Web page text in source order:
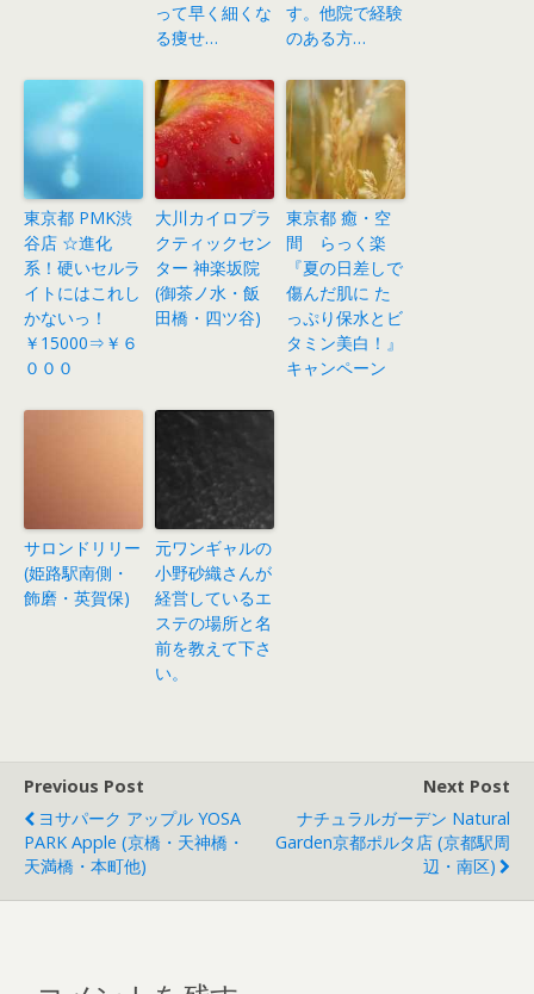
って早く細くな
る痩せ…
す。他院で経験
のある方…
東京都 PMK渋
谷店 ☆進化
系！硬いセルラ
イトにはこれし
かないっ！
￥15000⇒￥６
０００
大川カイロプラ
クティックセン
ター 神楽坂院
(御茶ノ水・飯
田橋・四ツ谷)
東京都 癒・空
間 らっく楽
『夏の日差しで
傷んだ肌に た
っぷり保水とビ
タミン美白！』
キャンペーン
サロンドリリー
(姫路駅南側・
飾磨・英賀保)
元ワンギャルの
小野砂織さんが
経営しているエ
ステの場所と名
前を教えて下さ
い。
Previous Post
ヨサパーク アップル YOSA
PARK Apple (京橋・天神橋・
天満橋・本町他)
Next Post
ナチュラルガーデン Natural
Garden京都ポルタ店 (京都駅周
辺・南区)